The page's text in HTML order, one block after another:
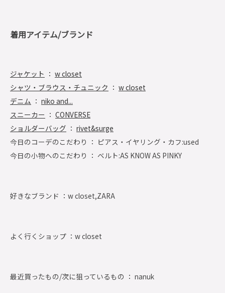
着用アイテム/ブランド
ジャケット ： w closet
シャツ・ブラウス・チュニック ： w closet
デニム ： niko and...
スニーカー ： CONVERSE
ショルダーバッグ ： rivet&surge
今日のコーデのこだわり ： ピアス・イヤリング・カフ:used
今日の小物へのこだわり ： ベルト:AS KNOW AS PINKY
好きなブランド ： w closet,ZARA
よく行くショップ ： w closet
最近買ったもの/次に狙っているもの ： nanuk